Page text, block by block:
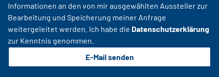
Informationen an den von mir ausgewählten Aussteller zur
Bearbeitung und Speicherung meiner Anfrage
weitergeleitet werden. Ich habe die Datenschutzerklärung
zur Kenntnis genommen.
E-Mail senden